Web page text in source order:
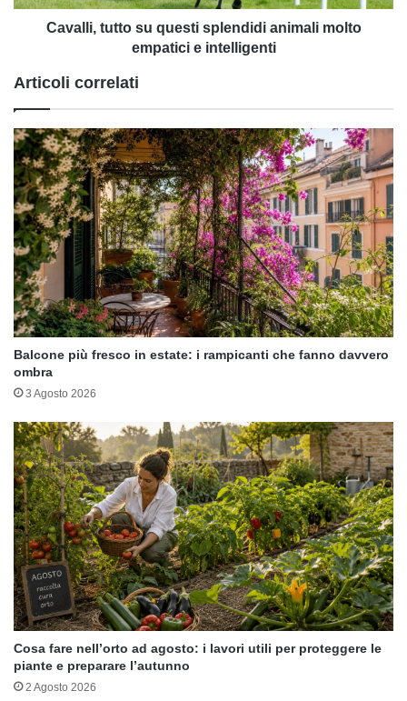
e
intelligentiCavalli, tutto su questi splendidi animali molto
empatici e intelligenti
Articoli correlati
Balcone più fresco in estate: i rampicanti che fanno davvero
ombra
3 Agosto 2026
Cosa fare nell’orto ad agosto: i lavori utili per proteggere le
piante e preparare l’autunno
2 Agosto 2026